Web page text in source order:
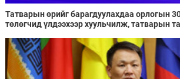
Татварын өрийг барагдуулахдаа орлогын
төлөгчид үлдээхээр хуульчилж, татварын